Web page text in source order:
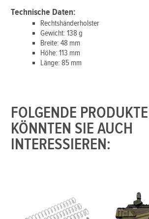
Technische Daten:
Rechtshänderholster
Gewicht: 138 g
Breite: 48 mm
Höhe: 113 mm
Länge: 85 mm
FOLGENDE PRODUKTE
KÖNNTEN SIE AUCH
INTERESSIEREN: